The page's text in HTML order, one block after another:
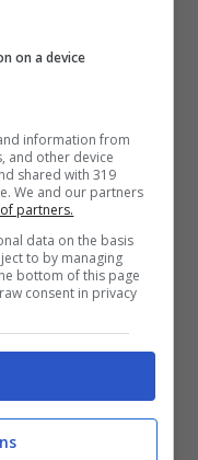
mangiarle
ma dove
on a device
information from
and other device
shared with 319
We and our partners
partners.
data on the basis
to by managing
bottom of this page
consent in privacy